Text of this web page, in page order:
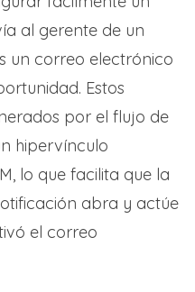
al gerente de un
un correo electrónico
Estos
por el flujo de
hipervínculo
lo que facilita que la
abra y actúe
el correo